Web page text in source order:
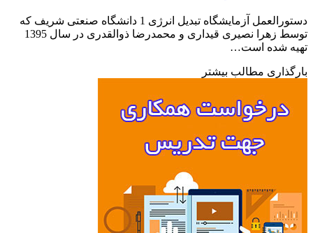
دستورالعمل آزمایشگاه تبدیل انرژی 1 دانشگاه صنعتی شریف که
توسط زهرا نصیری قیداری و محمدرضا ذوالقدری در سال 1395
شده است…
مطالب بیشتر